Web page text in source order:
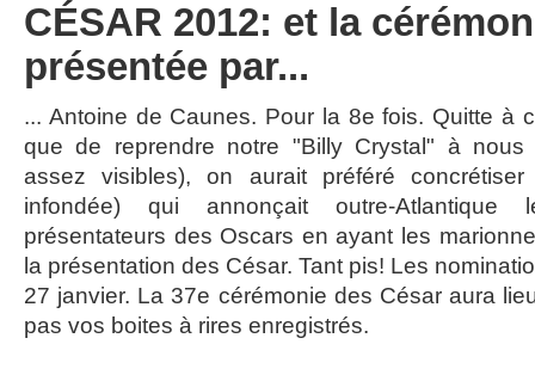
CÉSAR 2012: et la
présentée par...
... Antoine de Caunes. Pour la 8e fois. Quitte à
que de reprendre notre "Billy Crystal" à nous
assez visibles), on aurait préféré
infondée) qui annonçait outre-Atlantique
présentateurs des Oscars en ayant les
la présentation des César. Tant pis! Les
27 janvier. La 37e cérémonie des César aura
pas vos boites à rires enregistrés.